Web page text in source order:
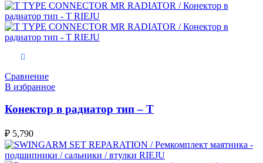
Сравнение
В избранное
Конектор в радиатор тип – Т
₽ 5,790